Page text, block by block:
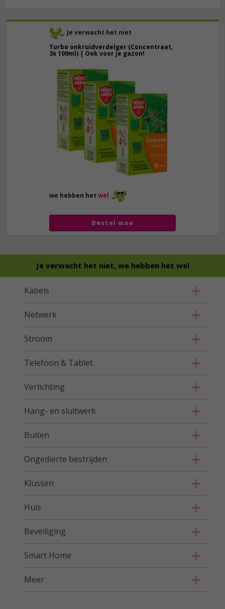
Je verwacht het niet
Turbo onkruidverdelger (Concentraat,
3x 100ml) | Ook voor je gazon!
we hebben het wel
Bestel mee
Je verwacht het niet, we hebben het wel
Kabels
Netwerk
Stroom
Telefoon & Tablet
Verlichting
Hang- en sluitwerk
Buiten
Ongedierte bestrijden
Klussen
Huis
Beveiliging
Smart Home
Meer